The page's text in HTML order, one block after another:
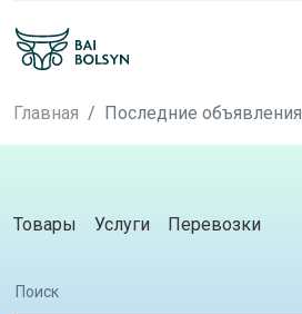
Главная Последние объявления
Товары Услуги Перевозки
Поиск